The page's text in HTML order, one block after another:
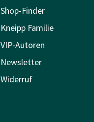
Shop-Finder
Kneipp Familie
VIP-Autoren
Newsletter
Widerruf